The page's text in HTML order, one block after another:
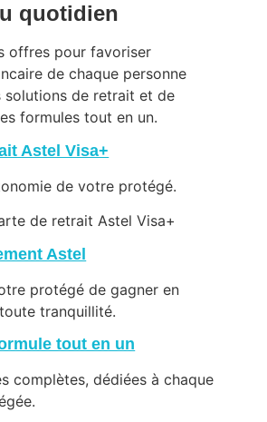
quotidien
offres pour favoriser
de chaque personne
solutions de retrait et de
formules tout en un.
Astel Visa+
de votre protégé.
de retrait Astel Visa+
Astel
protégé de gagner en
tranquillité.
tout en un
complètes, dédiées à chaque